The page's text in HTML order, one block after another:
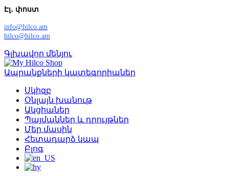
Էլ․ փոստ
info@hilco.am
hilco@hilco.am
Գլխավոր մենյու
Ապրանքների կատեգորիաներ
Սկիզբ
Օնլայն խանութ
Ակցիաներ
Պայմաններ և դրույթներ
Մեր մասին
Հետադարձ կապ
Բլոգ